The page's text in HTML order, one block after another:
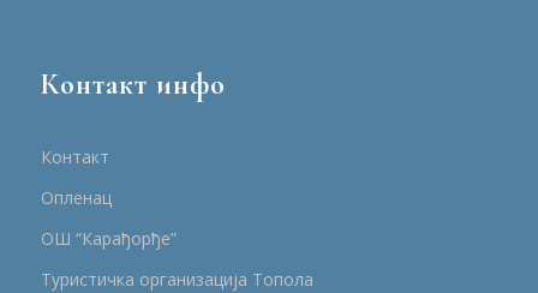
Контакт инфо
Контакт
Опленац
ОШ “Карађорђе”
Туристичка организација Топола